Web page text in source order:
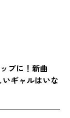
プに！新曲
いギャルはいな